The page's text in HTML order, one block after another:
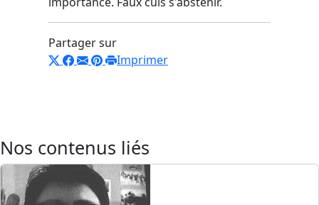
Partager sur
Imprimer
Nos contenus liés